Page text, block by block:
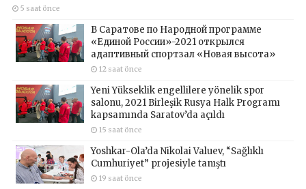
5 saat önce
В Саратове по Народной программе
«Единой России»-2021 открылся
адаптивный спортзал «Новая высота»
12 saat önce
Yeni Yükseklik engellilere yönelik spor
salonu, 2021 Birleşik Rusya Halk Programı
kapsamında Saratov’da açıldı
15 saat önce
Yoshkar-Ola’da Nikolai Valuev, “Sağlıklı
Cumhuriyet” projesiyle tanıştı
19 saat önce